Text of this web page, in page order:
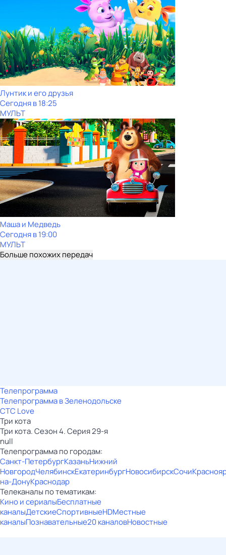
Лунтик и его друзья
Сегодня в 18:25
МУЛЬТ
Маша и Медведь
Сегодня в 19:00
МУЛЬТ
Больше похожих передач
Телепрограмма
Телепрограмма в Зеленодольске
СТС Love
Три кота
Три кота. Сезон 4. Серия 29-я
null
Телепрограмма по городам:
Санкт-ПетербургКазаньНижний
НовгородЧелябинскЕкатеринбургНовосибирскСочи
на-ДонуКраснодар
Телеканалы по тематикам:
Кино и сериалыБесплатные
каналыДетскиеСпортивныеHDМестные
каналыПознавательные20 каналовНовостные